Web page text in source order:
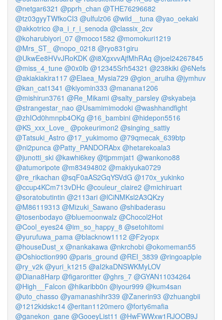
@netgar6321 @pprh_chan @THE76296682
@tz03gyyTWfkoCI3 @ulfulz06 @wild__tuna @yao_oekaki
@akkotrico @a_i_r_i_senoda @classix_2cv
@koharubiyori_07 @moco1582 @momokuri1219
@Mrs_ST_ @nopo_0218 @ryo831giru
@UkwEe8HVvJRoKDK @i8XgxvvAjfMhRAq @joel24267845
@miss_4_tune @0x0lb @12345Srh54321 @238kiki @6Nefs
@akiakiakira117 @Elaea_Mysia729 @gion_aruiha @jymhuv
@kan_cat1341 @kiyomin333 @manana1206
@mishirun3761 @Re_Mikami @salty_parsley @skyabeja
@strangestar_nao @Usamimimodoki @washhandfight
@zhIOd0hmnpb4OKg @16_bambini @hidepon5516
@KS_xxx_Love_ @pokeurimon2 @singing_sattiy
@Tatsuki_Astro @17_yukimomo @79qmecak_639btp
@ni2punca @Patty_PANDORAbx @hetarekoala3
@junotti_ski @kawhi6key @tjpmmjat1 @wankono88
@atumoripote @m83494802 @makiyuka0729
@re_rikachan @sqF0aAS2GqYSVdG @170x_yukinko
@ccup4KCm713vDHc @couleur_claire2 @michiruart
@soratobutintin @2113ari @lCiNMKsl2A3QKzy
@M86119313 @Mizuki_Sawano @shibaderasu
@tosenbodayo @bluemoonwalz @Chocol2Hot
@Cool_eyes24 @im_so_happy_8 @setohitomi
@yurufuwa_pama @blacknow1112 @F2yopx
@houseDust_x @nankakawa @nkrchobi @okomeman55
@Oshioction990 @paris_ground @REI_3839 @ringoaplple
@ry_v2k @yuri_k1215 @aI2kaDNSWKMyLOV
@Diana8Harp @figaroritter @ghrs_7 @GYAN11034264
@High__Falcon @hikaribb0n @iyour999 @kum4san
@uto_chasso @yamanashihr339 @Zanerin93 @zhuangbii
@1212kidskc14 @eritan1120mero @forty6mafia
@ganekon_gane @GooeyList11 @HwFWWxw1RJOOB9J